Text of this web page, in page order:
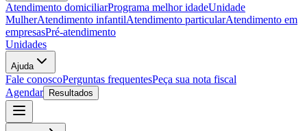
Atendimento domiciliarPrograma melhor idadeUnidade
MulherAtendimento infantilAtendimento particularAtendimento em
empresasPré-atendimento
Unidades
Ajuda
Fale conoscoPerguntas frequentesPeça sua nota fiscal
Agendar
Resultados